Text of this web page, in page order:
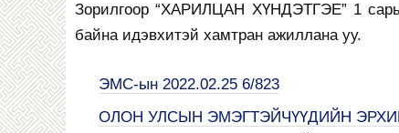
Зорилгоор “ХАРИЛЦАН ХҮНДЭТГЭЕ” 1
байна идэвхитэй хамтран ажиллана уу.
ЭМС-ын 2022.02.25 6/823
ОЛОН УЛСЫН ЭМЭГТЭЙЧҮҮДИЙН